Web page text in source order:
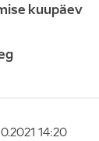
kuupäev
14:20